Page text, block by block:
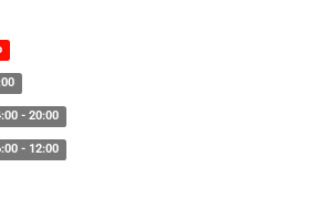
- 20:00
- 12:00